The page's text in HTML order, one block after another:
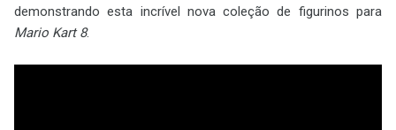
demonstrando esta incrível nova coleção de figurinos para
Mario Kart 8.